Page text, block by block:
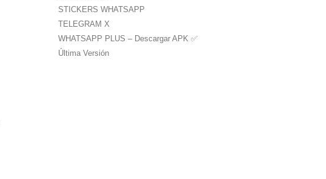
STICKERS WHATSAPP
TELEGRAM X
WHATSAPP PLUS – Descargar APK ✅️
Última Versión